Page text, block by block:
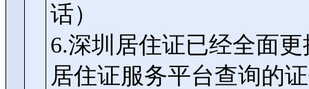
话）
6.深圳居住证已经全面
居住证服务平台查询的